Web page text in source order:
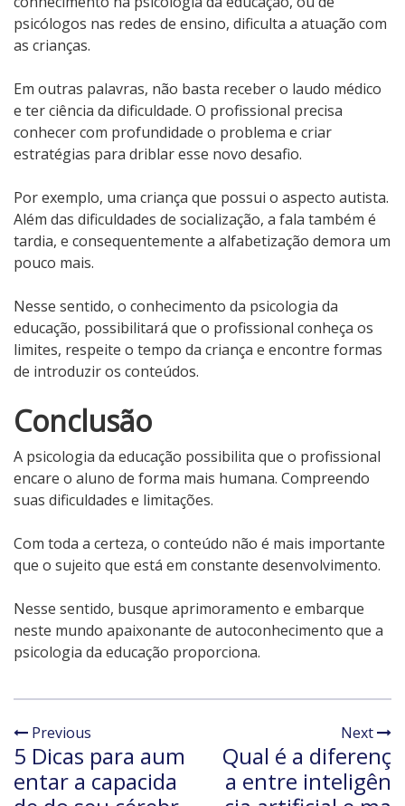
psicólogos nas redes de ensino, dificulta a atuação com
as crianças.
Em outras palavras, não basta receber o laudo médico
e ter ciência da dificuldade. O profissional precisa
conhecer com profundidade o problema e criar
estratégias para driblar esse novo desafio.
Por exemplo, uma criança que possui o aspecto autista.
Além das dificuldades de socialização, a fala também é
tardia, e consequentemente a alfabetização demora um
pouco mais.
Nesse sentido, o conhecimento da psicologia da
educação, possibilitará que o profissional conheça os
limites, respeite o tempo da criança e encontre formas
de introduzir os conteúdos.
Conclusão
A psicologia da educação possibilita que o profissional
encare o aluno de forma mais humana. Compreendo
suas dificuldades e limitações.
Com toda a certeza, o conteúdo não é mais importante
que o sujeito que está em constante desenvolvimento.
Nesse sentido, busque aprimoramento e embarque
neste mundo apaixonante de autoconhecimento que a
psicologia da educação proporciona.
Previous
5 Dicas para aum
entar a capacida
Next
Qual é a diferenç
a entre inteligên